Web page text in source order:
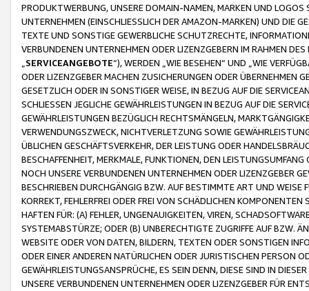
PRODUKTWERBUNG, UNSERE DOMAIN-NAMEN, MARKEN UND
UNTERNEHMEN (EINSCHLIESSLICH DER AMAZON-MARKEN) UND DIE
TEXTE UND SONSTIGE GEWERBLICHE SCHUTZRECHTE,
VERBUNDENEN UNTERNEHMEN ODER LIZENZGEBERN IM RAHMEN
SERVICEANGEBOTE“), WERDEN „WIE BESEHEN“ UND „WIE
ODER LIZENZGEBER MACHEN ZUSICHERUNGEN ODER ÜBERNEHMEN
GESETZLICH ODER IN SONSTIGER WEISE, IN BEZUG AUF DIE
SCHLIESSEN JEGLICHE GEWÄHRLEISTUNGEN IN BEZUG AUF DIE
GEWÄHRLEISTUNGEN BEZÜGLICH RECHTSMÄNGELN,
VERWENDUNGSZWECK, NICHTVERLETZUNG SOWIE
ÜBLICHEN GESCHÄFTSVERKEHR, DER LEISTUNG ODER
BESCHAFFENHEIT, MERKMALE, FUNKTIONEN, DEN
NOCH UNSERE VERBUNDENEN UNTERNEHMEN ODER LIZENZGEBER
BESCHRIEBEN DURCHGÄNGIG BZW. AUF BESTIMMTE ART UND
KORREKT, FEHLERFREI ODER FREI VON SCHÄDLICHEN
HAFTEN FÜR: (A) FEHLER, UNGENAUIGKEITEN, VIREN,
SYSTEMABSTÜRZE; ODER (B) UNBERECHTIGTE ZUGRIFFE AUF BZW.
WEBSITE ODER VON DATEN, BILDERN, TEXTEN ODER SONSTIGEN
ODER EINER ANDEREN NATÜRLICHEN ODER JURISTISCHEN PERSON
GEWÄHRLEISTUNGSANSPRÜCHE, ES SEIN DENN, DIESE SIND IN
UNSERE VERBUNDENEN UNTERNEHMEN ODER LIZENZGEBER FÜR